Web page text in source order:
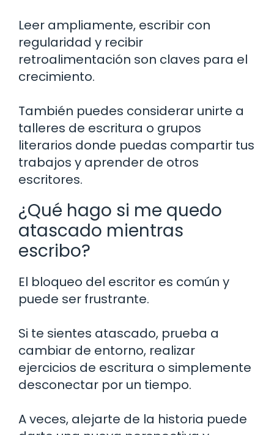
Leer ampliamente, escribir con
regularidad y recibir
retroalimentación son claves para el
crecimiento.
También puedes considerar unirte a
talleres de escritura o grupos
literarios donde puedas compartir tus
trabajos y aprender de otros
escritores.
¿Qué hago si me quedo
atascado mientras
escribo?
El bloqueo del escritor es común y
puede ser frustrante.
Si te sientes atascado, prueba a
cambiar de entorno, realizar
ejercicios de escritura o simplemente
desconectar por un tiempo.
A veces, alejarte de la historia puede